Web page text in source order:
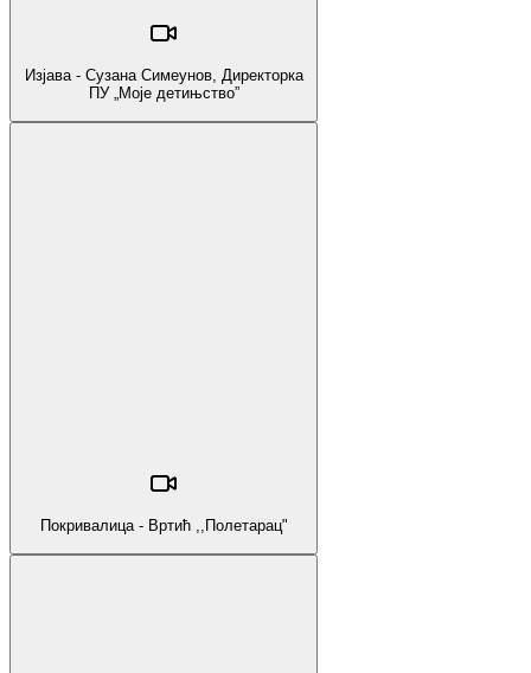
Изјава - Сузана Симеунов, Директорка
ПУ „Моје детињство”
Покривалица - Вртић ,,Полетарац"